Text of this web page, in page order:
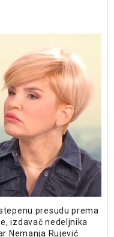
presudu prema
izdavač nedeljnika
Nemanja Rujević